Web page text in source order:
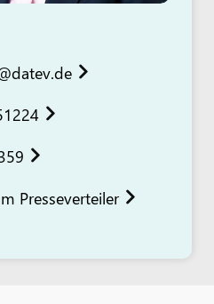
Presseverteiler